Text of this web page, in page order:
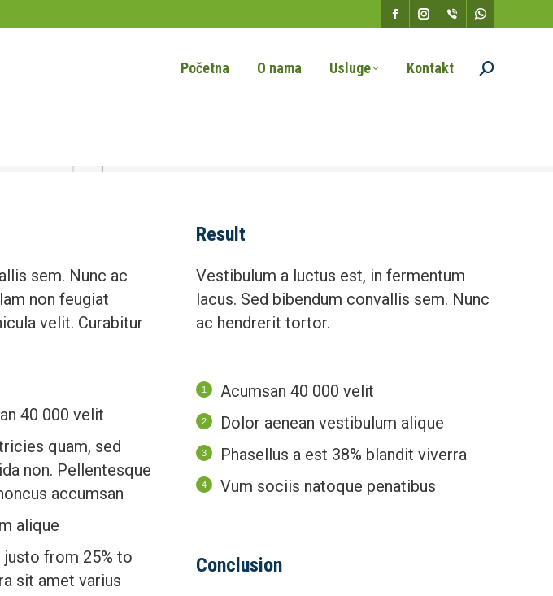
Facebook
Instagram
Viber
opens
Whatsapp
opens
Početna O nama Usluge Kontakt Search:
sem. Nunc ac
non feugiat
velit. Curabitur
40 000 velit
quam, sed
non. Pellentesque
accumsan
alique
justo from 25% to
sit amet varius
Result
Vestibulum a luctus est, in fermentum
lacus. Sed bibendum convallis sem. Nunc
ac hendrerit tortor.
Acumsan 40 000 velit
Dolor aenean vestibulum alique
Phasellus a est 38% blandit viverra
Vum sociis natoque penatibus
Conclusion